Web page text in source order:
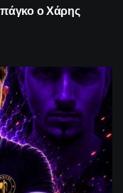
ο Χάρης